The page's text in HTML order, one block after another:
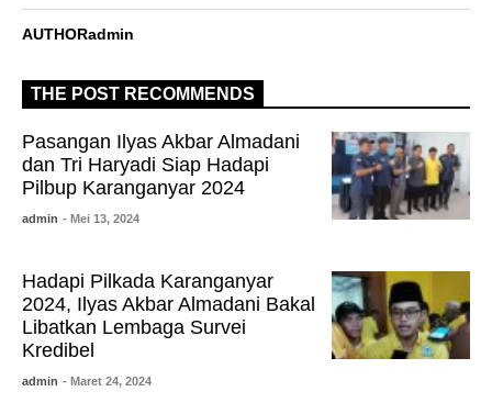
AUTHORadmin
THE POST RECOMMENDS
Pasangan Ilyas Akbar Almadani
dan Tri Haryadi Siap Hadapi
Pilbup Karanganyar 2024
admin - Mei 13, 2024
Hadapi Pilkada Karanganyar
2024, Ilyas Akbar Almadani Bakal
Libatkan Lembaga Survei
Kredibel
admin - Maret 24, 2024